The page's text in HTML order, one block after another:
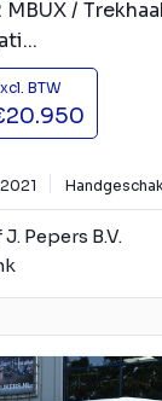
MBUX /
BTW
Pepers B.V.